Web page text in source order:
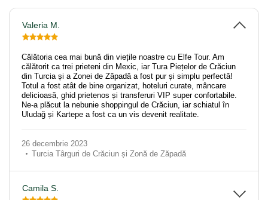
Valeria M.
Călătoria cea mai bună din viețile noastre cu Elfe Tour. Am
călătorit ca trei prieteni din Mexic, iar Tura Piețelor de Crăciun
din Turcia și a Zonei de Zăpadă a fost pur și simplu perfectă!
Totul a fost atât de bine organizat, hoteluri curate, mâncare
delicioasă, ghid prietenos și transferuri VIP super confortabile.
Ne-a plăcut la nebunie shoppingul de Crăciun, iar schiatul în
Uludağ și Kartepe a fost ca un vis devenit realitate.
26 decembrie 2023
Turcia Târguri de Crăciun și Zonă de Zăpadă
Camila S.